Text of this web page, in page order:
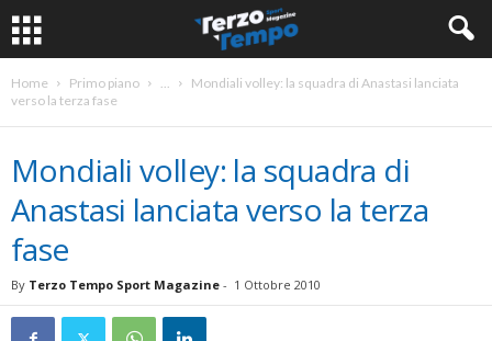
Home Primo piano ...
Mondiali volley: la squadra di Anastasi lanciata
verso la terza fase
Mondiali volley: la squadra di
Anastasi lanciata verso la terza
fase
By Terzo Tempo Sport Magazine - 1 Ottobre 2010